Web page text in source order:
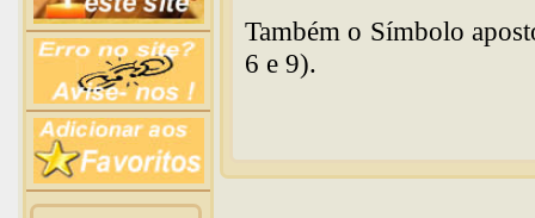
Também o Símbolo
6 e 9).